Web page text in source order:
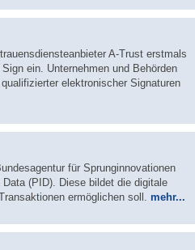
A-Trust erstmals
ein. Unternehmen und Behörden
elektronischer Signaturen
für Sprunginnovationen
(PID). Diese bildet die digitale
ermöglichen soll. mehr...